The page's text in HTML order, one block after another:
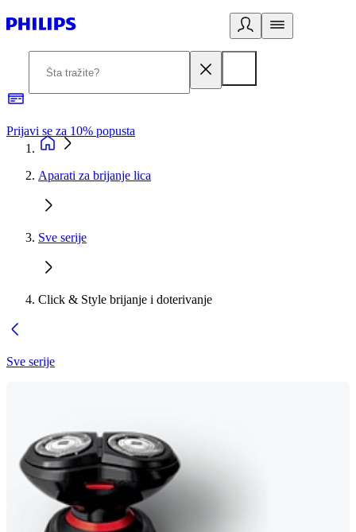
Prijavi se za 10% popusta
Aparati za brijanje lica
Sve serije
Click & Style brijanje i doterivanje
Sve serije